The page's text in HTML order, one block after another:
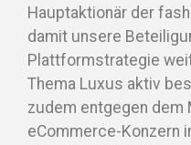
Hauptaktionär der
damit unsere
Plattformstrategie
Thema Luxus aktiv
zudem entgegen dem
eCommerce-Konzern